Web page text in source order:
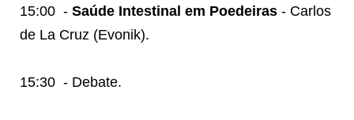
15:00 - Saúde Intestinal em Poedeiras - Carlos
de La Cruz (Evonik).
15:30 - Debate.